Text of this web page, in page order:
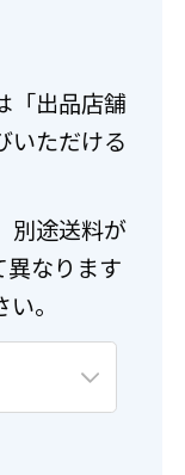
「出品店舗
いただける
別途送料が
異なります
。